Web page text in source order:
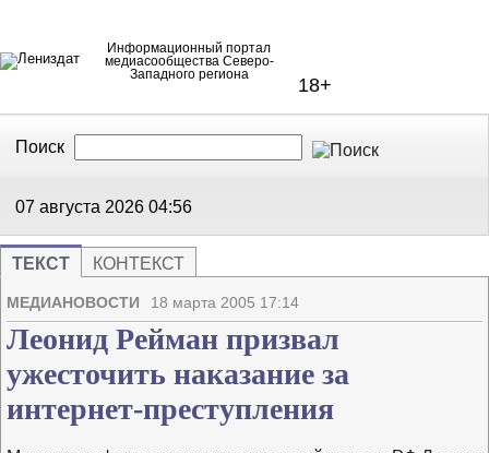
Информационный портал
медиасообщества Северо-
Западного региона
18+
Поиск
07 августа 2026 04:56
ТЕКСТ КОНТЕКСТ
МЕДИАНОВОСТИ 18 марта 2005 17:14
Леонид Рейман призвал
ужесточить наказание за
интернет-преступления